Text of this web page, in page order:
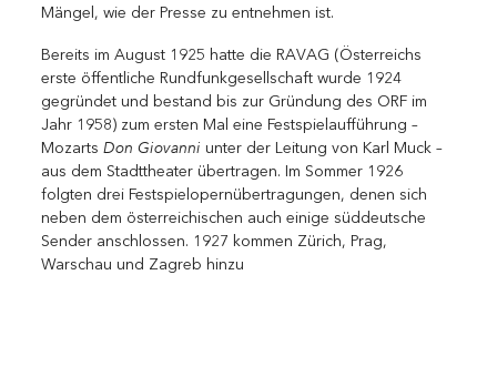
Mängel, wie der Presse zu entnehmen ist.
Bereits im August 1925 hatte die RAVAG (Österreichs
erste öffentliche Rundfunkgesellschaft wurde 1924
gegründet und bestand bis zur Gründung des ORF im
Jahr 1958) zum ersten Mal eine Festspielaufführung –
Mozarts Don Giovanni unter der ­Leitung von Karl Muck –
aus dem Stadttheater übertragen. Im Sommer 1926
folgten drei Festspielopernübertragungen, denen sich
neben dem österreichischen auch ­einige süddeutsche
Sender anschlossen. 1927 kommen Zürich, Prag,
Warschau und Zagreb hinzu